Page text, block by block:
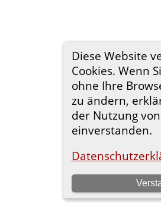
Diese Website
Cookies. Wenn
ohne Ihre
zu ändern,
der Nutzung
einverstanden.